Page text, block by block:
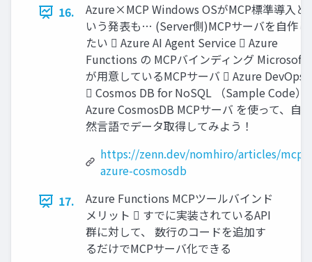
16.
Azure×MCP Windows OSがMCP標準導入と
いう発表も… (Server側)MCPサーバを自作し
たい  Azure AI Agent Service  Azure
Functions の MCPバインディング Microsoft
が用意しているMCPサーバ  Azure DevOps
 Cosmos DB for NoSQL （Sample Code）
Azure CosmosDB MCPサーバ を使って、自
然言語でデータ取得してみよう！
https://zenn.dev/nomhiro/articles/mcp-
azure-cosmosdb
17.
Azure Functions MCPツールバインド
メリット  すでに実装されているAPI
群に対して、 数行のコードを追加す
るだけでMCPサーバ化できる